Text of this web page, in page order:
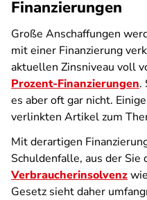
Finanzierungen
Große Anschaffungen
mit einer Finanzierung
aktuellen Zinsniveau voll
Prozent-Finanzierungen.
es aber oft gar nicht.
verlinkten Artikel zum
Mit derartigen
Schuldenfalle, aus der Sie
Verbraucherinsolvenz
Gesetz sieht daher